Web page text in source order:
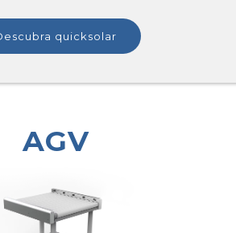
descubra quicksolar
AGV